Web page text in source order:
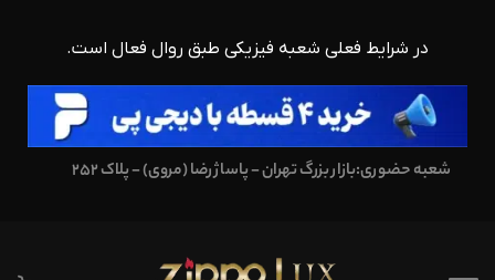
در شرایط فعلی شعبه فیزیکی طبق روال فعال است.
شعبه حضوری:بازار بزرگ تهران - پاساژ رضا (مروی) - پلاک 252